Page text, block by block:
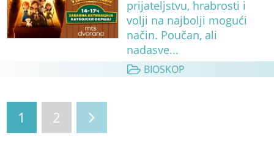
prijateljstvu, hrabrosti i
volji na najbolji mogući
način. Poučan, ali
nadasve...
BIOSKOP
1 2